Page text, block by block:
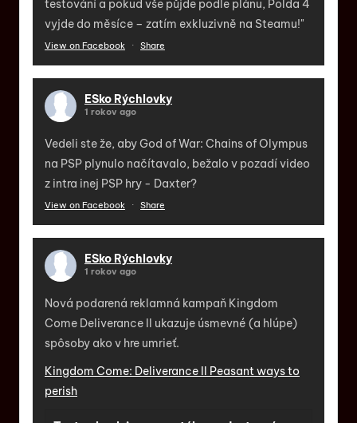
testování a pokud vše půjde podle plánu, Polda 4
vyjde do měsíce – zatím exkluzivně na Steamu!"
View on Facebook · Share
ESko Rýchlovky
1 rokov ago
Vedeli ste že, aby God of War: Chains of Olympus
na PSP plynulo načítavalo, bežalo v pozadí video
z intra inej PSP hry - Daxter?
View on Facebook · Share
ESko Rýchlovky
1 rokov ago
Nová podarená reklamná kampaň Kingdom
Come Deliverance II ukazuje úsmevné (a hlúpe)
spôsoby ako v hre umrieť.
Kingdom Come: Deliverance II Peasant ways to
perish